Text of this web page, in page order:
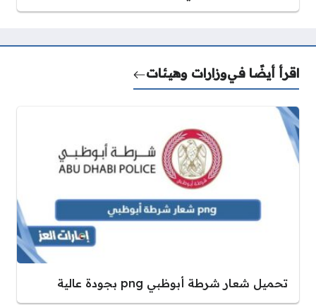
اقرأ أيضًا فيوزارات وهيئات
تحميل شعار شرطة أبوظبي png بجودة عالية